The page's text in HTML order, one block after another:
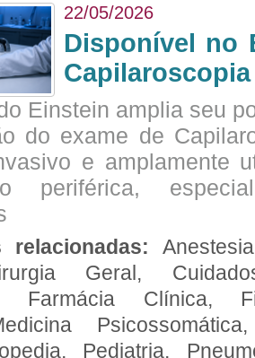
22/05/2026
Disponível no
Einstein amplia seu
do exame de
e amplamente
periférica,
relacionadas:
Geral,
Farmácia Clínica,
Pediatria,